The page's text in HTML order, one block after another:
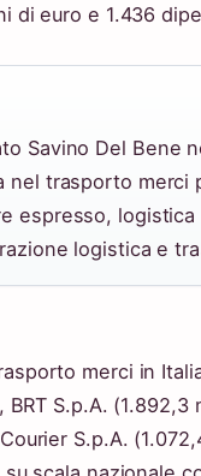
di euro e 1.436
Savino Del Bene
nel trasporto
espresso,
logistica e
merci in
S.p.A.
S.p.A.